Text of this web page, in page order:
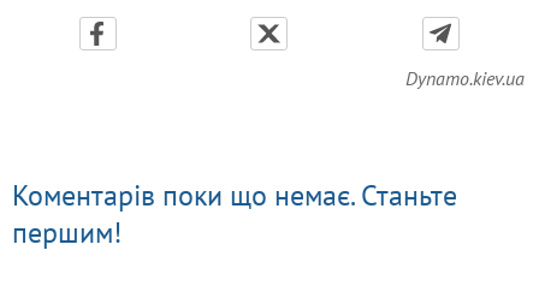
Dynamo.kiev.ua
Коментарів поки що немає. Станьте
першим!